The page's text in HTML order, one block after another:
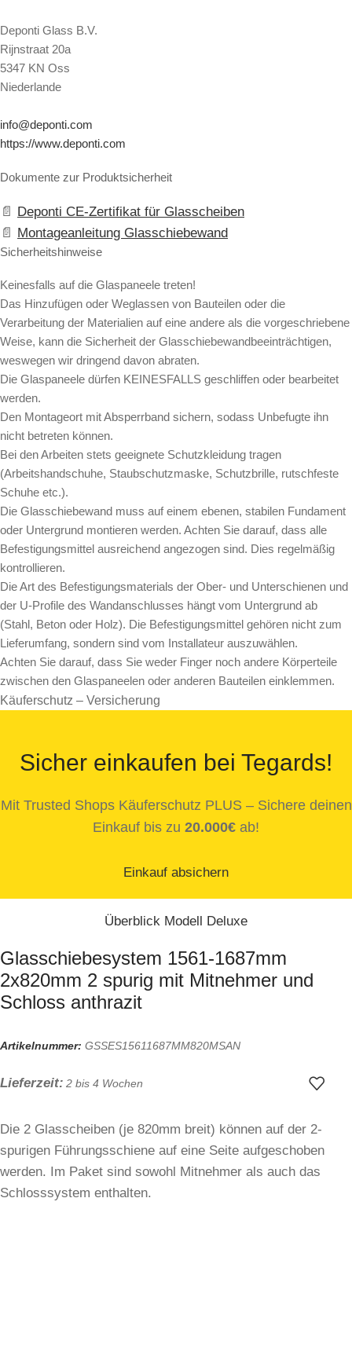
Deponti Glass B.V.
Rijnstraat 20a
5347 KN Oss
Niederlande
info@deponti.com
https://www.deponti.com
Dokumente zur Produktsicherheit
Deponti CE-Zertifikat für Glasscheiben
Montageanleitung Glasschiebewand
Sicherheitshinweise
Keinesfalls auf die Glaspaneele treten!
Das Hinzufügen oder Weglassen von Bauteilen oder die
Verarbeitung der Materialien auf eine andere als die vorgeschriebene
Weise, kann die Sicherheit der Glasschiebewandbeeinträchtigen,
weswegen wir dringend davon abraten.
Die Glaspaneele dürfen KEINESFALLS geschliffen oder bearbeitet
werden.
Den Montageort mit Absperrband sichern, sodass Unbefugte ihn
nicht betreten können.
Bei den Arbeiten stets geeignete Schutzkleidung tragen
(Arbeitshandschuhe, Staubschutzmaske, Schutzbrille, rutschfeste
Schuhe etc.).
Die Glasschiebewand muss auf einem ebenen, stabilen Fundament
oder Untergrund montieren werden. Achten Sie darauf, dass alle
Befestigungsmittel ausreichend angezogen sind. Dies regelmäßig
kontrollieren.
Die Art des Befestigungsmaterials der Ober- und Unterschienen und
der U-Profile des Wandanschlusses hängt vom Untergrund ab
(Stahl, Beton oder Holz). Die Befestigungsmittel gehören nicht zum
Lieferumfang, sondern sind vom Installateur auszuwählen.
Achten Sie darauf, dass Sie weder Finger noch andere Körperteile
zwischen den Glaspaneelen oder anderen Bauteilen einklemmen.
Käuferschutz – Versicherung
Sicher einkaufen bei Tegards!
Mit Trusted Shops Käuferschutz PLUS – Sichere deinen
Einkauf bis zu 20.000€ ab!
Einkauf absichern
Überblick Modell Deluxe
Glasschiebesystem 1561-1687mm
2x820mm 2 spurig mit Mitnehmer und
Schloss anthrazit
Artikelnummer: GSSES15611687MM820MSAN
Lieferzeit: 2 bis 4 Wochen
Die 2 Glasscheiben (je 820mm breit) können auf der 2-
spurigen Führungsschiene auf eine Seite aufgeschoben
werden. Im Paket sind sowohl Mitnehmer als auch das
Schlosssystem enthalten.